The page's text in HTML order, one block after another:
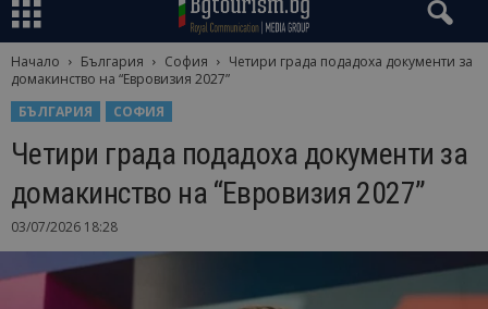
Начало България София
Четири града подадоха документи за
домакинство на “Евровизия 2027”
БЪЛГАРИЯ
СОФИЯ
Четири града подадоха документи за
домакинство на “Евровизия 2027”
03/07/2026 18:28